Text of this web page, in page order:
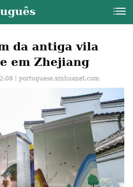
da antiga vila
em Zhejiang
丨portuguese.xinhuanet.com